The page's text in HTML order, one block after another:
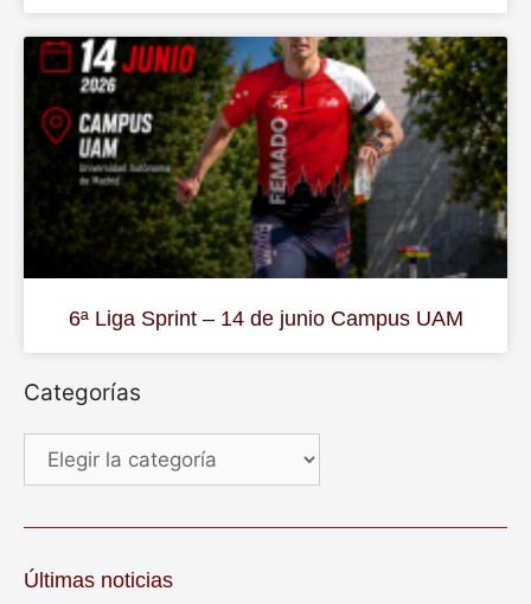
6ª Liga Sprint – 14 de junio Campus UAM
Categorías
Últimas noticias